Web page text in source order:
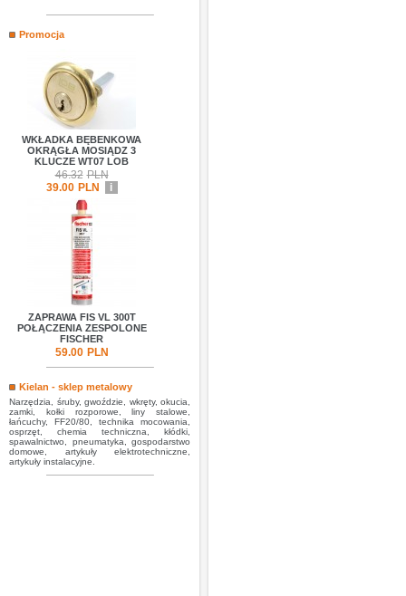
Promocja
WKŁADKA BĘBENKOWA
OKRĄGŁA MOSIĄDZ 3
KLUCZE WT07 LOB
46.32 PLN
39.00 PLN i
ZAPRAWA FIS VL 300T
POŁĄCZENIA ZESPOLONE
FISCHER
59.00 PLN
Kielan - sklep metalowy
Narzędzia, śruby, gwoździe, wkręty, okucia,
zamki, kołki rozporowe, liny stalowe,
łańcuchy, FF20/80, technika mocowania,
osprzęt, chemia techniczna, kłódki,
spawalnictwo, pneumatyka, gospodarstwo
domowe, artykuły elektrotechniczne,
artykuły instalacyjne.